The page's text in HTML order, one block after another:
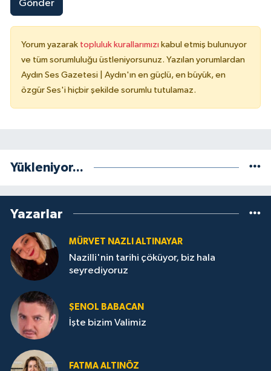
Gönder
Yorum yazarak topluluk kurallarımızı kabul etmiş bulunuyor
ve tüm sorumluluğu üstleniyorsunuz. Yazılan yorumlardan
Aydın Ses Gazetesi | Aydın'ın en güçlü, en büyük, en
özgür Ses'i hiçbir şekilde sorumlu tutulamaz.
Yükleniyor...
Yazarlar
MÜRVET NAZLI ALTINAYAR
Nazilli'nin tarihi çöküyor, biz hala
seyrediyoruz
ŞENOL BABACAN
İşte bizim Valimiz
FATMA ALTINÖZ